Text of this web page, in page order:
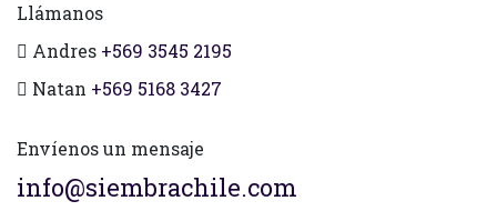
Llámanos
Andres +569 3545 2195
Natan +569 5168 3427
Envíenos un mensaje
info@siembrachile.com